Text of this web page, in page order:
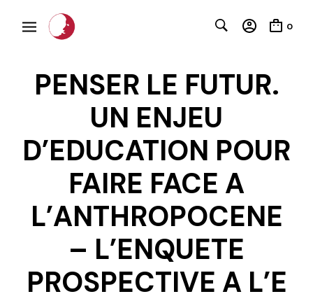
0
PENSER LE FUTUR.
UN ENJEU
D’EDUCATION POUR
FAIRE FACE A
L’ANTHROPOCENE
– L’ENQUETE
PROSPECTIVE A L’E